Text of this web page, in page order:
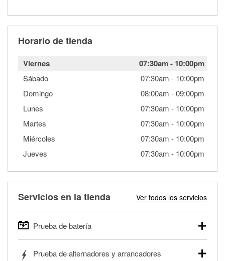
Horario de tienda
Viernes 07:30am- 10:00pm
Sábado 07:30am - 10:00pm
Domingo
08:00am -09:00pm
Lunes
07:30am - 10:00pm
Martes
07:30am - 10:00pm
Miércoles
07:30am - 10:00pm
Jueves
07:30am - 10:00pm
Servicios en la tienda Ver todos los servicios
Prueba de batería
autos, camionetas, SUVs, vehículos comerciales y
Prueba de alternadores y arrancadores